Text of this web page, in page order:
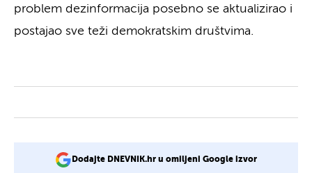
problem dezinformacija posebno se aktualizirao i
postajao sve teži demokratskim društvima.
Dodajte DNEVNIK.hr u omiljeni Google izvor